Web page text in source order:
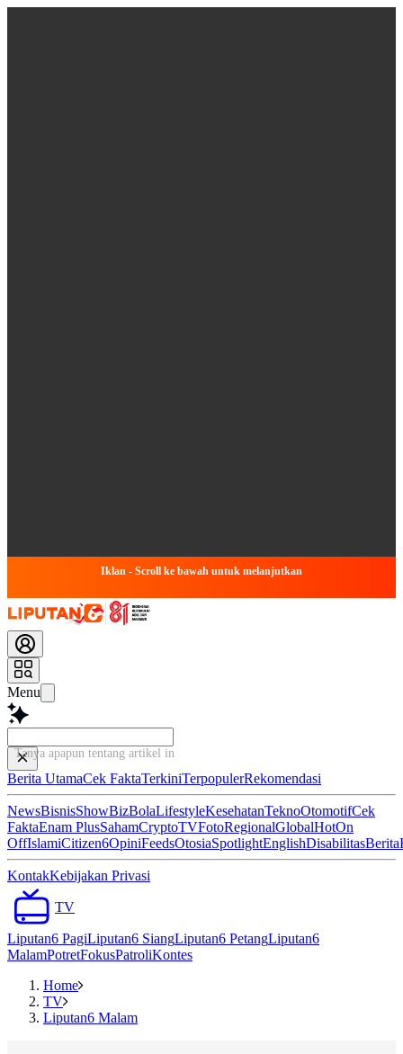
Iklan - Scroll ke bawah untuk melanjutkan
Menu
Tanya apapun tentang artikel ini...
Berita UtamaCek FaktaTerkiniTerpopulerRekomendasi
NewsBisnisShowBizBolaLifestyleKesehatanTeknoOtomotifCek
FaktaEnam PlusSahamCryptoTVFotoRegionalGlobalHotOn
OffIslamiCitizen6OpiniFeedsOtosiaSpotlightEnglishDisabilitasBerita
KontakKebijakan Privasi
TV
Liputan6 PagiLiputan6 SiangLiputan6 PetangLiputan6
MalamPotretFokusPatroliKontes
Home
TV
Liputan6 Malam